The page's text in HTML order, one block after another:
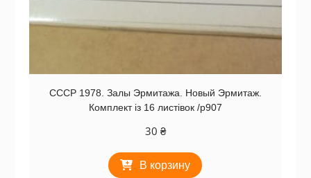
СССР 1978. Залы Эрмитажа. Новый Эрмитаж.
Комплект із 16 листівок /р907
30 ₴
В корзину